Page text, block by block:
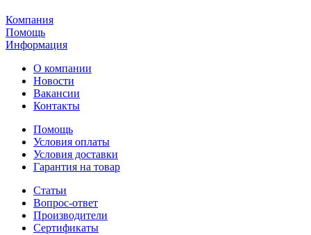
Компания
Помощь
Информация
О компании
Новости
Вакансии
Контакты
Помощь
Условия оплаты
Условия доставки
Гарантия на товар
Статьи
Вопрос-ответ
Производители
Сертификаты